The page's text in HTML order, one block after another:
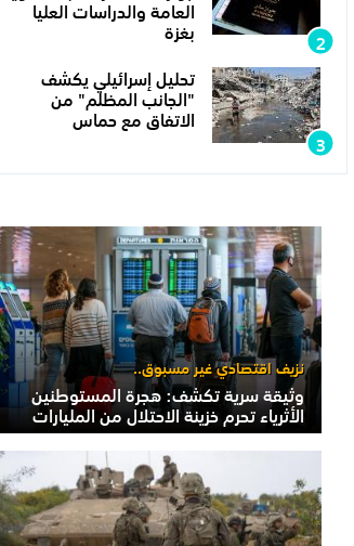
العامة والدراسات العليا
بغزة
تحليل إسرائيلي يكشف
"الجانب المظلم" من
الاتفاق مع حماس
نزيف اقتصادي غير مسبوق..
وثيقة سرية تكشف: هجرة المستوطنين
الأثرياء تحرم خزينة الاحتلال من المليارات